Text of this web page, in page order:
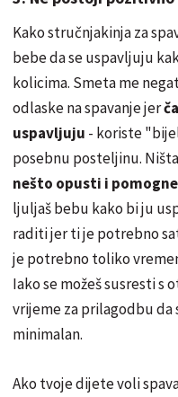
Kako stručnjakinja za
bebe da se uspavljuju
kolicima. Smeta me
odlaske na spavanje jer
uspavljuju - koriste
posebnu posteljinu.
nešto opusti i
ljuljaš bebu kako bi ju
raditi jer ti je potrebno
je potrebno toliko
Iako se možeš susresti s
vrijeme za prilagodbu
minimalan.
Ako tvoje dijete voli